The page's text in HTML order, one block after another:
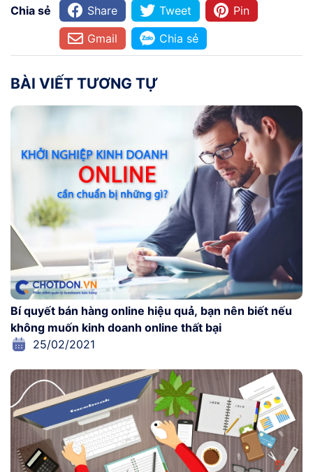
Chia sẻ Share Tweet
Pin
Gmail
Chia sẻ
BÀI VIẾT TƯƠNG TỰ
Bí quyết bán hàng online hiệu quả, bạn nên biết nếu
không muốn kinh doanh online thất bại
25/02/2021